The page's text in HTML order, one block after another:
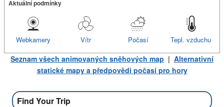
Aktuální podmínky
Tepl. vzduchu
Počasí
Vítr
Webkamery
Seznam všech animovaných sněhových map | Alternativní
statické mapy a předpovědi počasí pro hory
Find Your Trip